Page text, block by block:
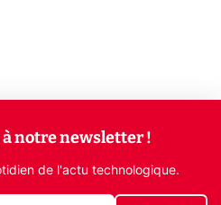
notre newsletter !
de l'actu technologique.